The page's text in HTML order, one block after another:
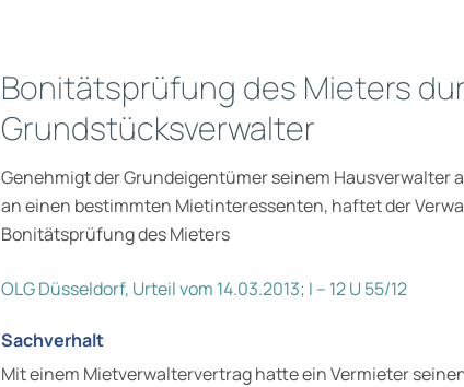
Bonitätsprüfung des Mieters
Grundstücksverwalter
Genehmigt der Grundeigentümer seinem Hausverwalter
an einen bestimmten Mietinteressenten, haftet der
Bonitätsprüfung des Mieters
OLG Düsseldorf, Urteil vom 14.03.2013; I – 12 U 55/12
Sachverhalt
Mit einem Mietverwaltervertrag hatte ein Vermieter